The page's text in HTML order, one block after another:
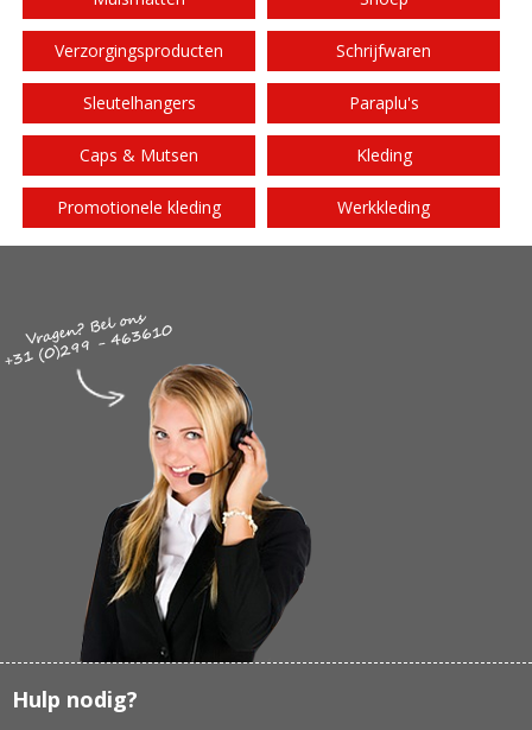
Verzorgingsproducten Schrijfwaren
Sleutelhangers Paraplu's
Caps & Mutsen Kleding
Promotionele kleding Werkkleding
Hulp nodig?